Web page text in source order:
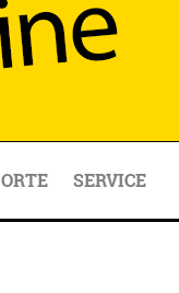
ORTE SERVICE